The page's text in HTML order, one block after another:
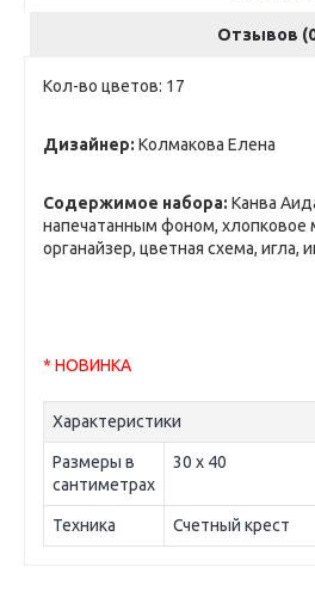
Отзывов
Кол-во цветов: 17
Дизайнер: Колмакова Елена
Содержимое набора: Канва
напечатанным фоном, хлопковое
органайзер, цветная схема, игла,
* НОВИНКА
Характеристики
Размеры в
сантиметрах
30 х 40
Техника Счетный крест